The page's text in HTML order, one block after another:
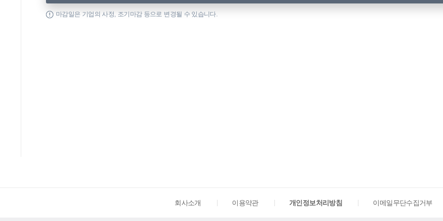
마감일은 기업의 사정, 조기마감 등으로 변경될 수 있습니다.
회사소개 이용약관 개인정보처리방침 이메일무단수집거부